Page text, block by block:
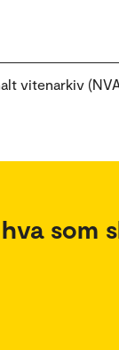
vitenarkiv
som